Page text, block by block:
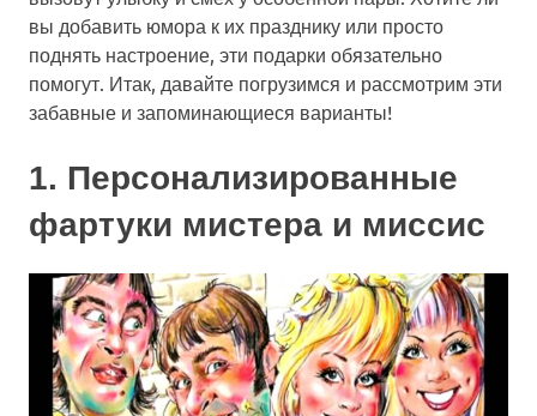
вы добавить юмора к их празднику или просто
поднять настроение, эти подарки обязательно
помогут. Итак, давайте погрузимся и рассмотрим эти
забавные и запоминающиеся варианты!
1. Персонализированные
фартуки мистера и миссис